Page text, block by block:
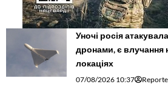
Уночі росія
дронами, є влучання
локаціях
07/08/2026 10:37